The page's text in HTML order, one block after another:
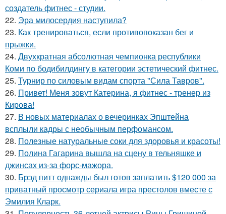
создатель фитнес - студии.
22. Эра милосердия наступила?
23. Как тренироваться, если противопоказан бег и
прыжки.
24. Двухкратная абсолютная чемпионка республики
Коми по бодибилдингу в категории эстетический фитнес.
25. Турнир по силовым видам спорта "Сила Тавров".
26. Привет! Меня зовут Катерина, я фитнес - тренер из
Кирова!
27. В новых материалах о вечеринках Эпштейна
всплыли кадры с необычным перфомансом.
28. Полезные натуральные соки для здоровья и красоты!
29. Полина Гагарина вышла на сцену в тельняшке и
джинсах из-за форс-мажора.
30. Брэд питт однажды был готов заплатить $120 000 за
приватный просмотр сериала игра престолов вместе с
Эмилия Кларк.